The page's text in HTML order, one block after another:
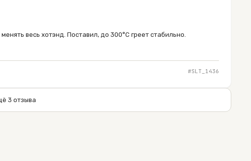
весь хотэнд. Поставил, до 300°C греет стабильно.
#SLT_ 1436
3 отзыва